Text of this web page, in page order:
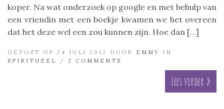
koper. Na wat onderzoek op google en met behulp van
een vriendin met een boekje kwamen we het overeen
dat het deze wel een zou kunnen zijn. Hoe dan […]
GEPOST OP 24 JULI 2012 DOOR EMMY
IN
SPIRITUEEL
/ 2 COMMENTS
Lees verder »